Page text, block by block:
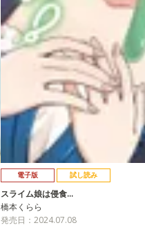
電子版 試し読み
スライム娘は侵食…
橋本くらら
発売日：2024.07.08